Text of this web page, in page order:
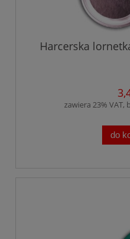
Harcerska
zawiera 23%
do